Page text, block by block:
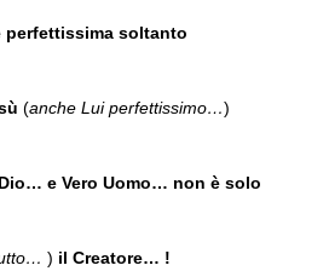
perfettissima soltanto
(anche Lui perfettissimo…)
e Vero Uomo… non è solo
) il Creatore… !